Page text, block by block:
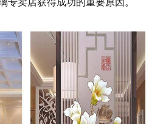
专卖店获得成功的重要原因。